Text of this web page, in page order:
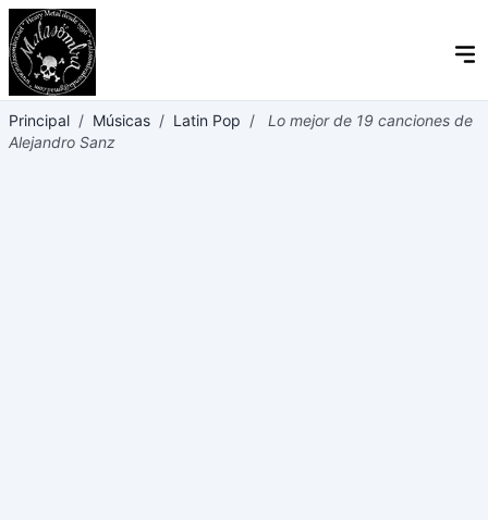
Principal / Músicas / Latin Pop /
Lo mejor de 19 canciones de
Alejandro Sanz